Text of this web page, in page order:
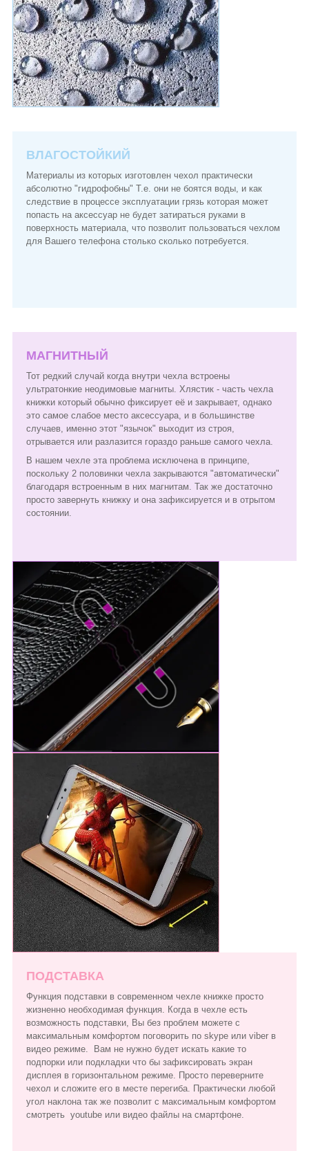
ВЛАГОСТОЙКИЙ
Материалы из которых изготовлен чехол практически
абсолютно "гидрофобны" Т.е. они не боятся воды, и как
следствие в процессе эксплуатации грязь которая может
попасть на аксессуар не будет затираться руками в
поверхность материала, что позволит пользоваться чехлом
для Вашего телефона столько сколько потребуется.
МАГНИТНЫЙ
Тот редкий случай когда внутри чехла встроены
ультратонкие неодимовые магниты. Хлястик - часть чехла
книжки который обычно фиксирует её и закрывает, однако
это самое слабое место аксессуара, и в большинстве
случаев, именно этот "язычок" выходит из строя,
отрывается или разлазится гораздо раньше самого чехла.
В нашем чехле эта проблема исключена в принципе,
поскольку 2 половинки чехла закрываются "автоматически"
благодаря встроенным в них магнитам. Так же достаточно
просто завернуть книжку и она зафиксируется и в отрытом
состоянии.
ПОДСТАВКА
Функция подставки в современном чехле книжке просто
жизненно необходимая функция. Когда в чехле есть
возможность подставки, Вы без проблем можете с
максимальным комфортом поговорить по skype или viber в
видео режиме. Вам не нужно будет искать какие то
подпорки или подкладки что бы зафиксировать экран
дисплея в горизонтальном режиме. Просто переверните
чехол и сложите его в месте перегиба. Практически любой
угол наклона так же позволит с максимальным комфортом
смотреть youtube или видео файлы на смартфоне.